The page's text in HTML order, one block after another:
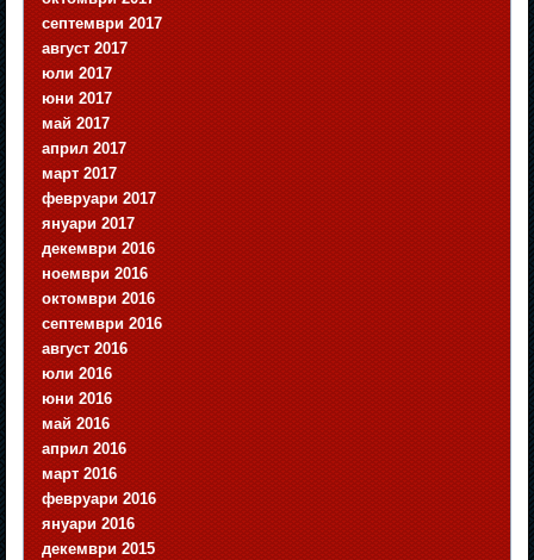
септември 2017
август 2017
юли 2017
юни 2017
май 2017
април 2017
март 2017
февруари 2017
януари 2017
декември 2016
ноември 2016
октомври 2016
септември 2016
август 2016
юли 2016
юни 2016
май 2016
април 2016
март 2016
февруари 2016
януари 2016
декември 2015